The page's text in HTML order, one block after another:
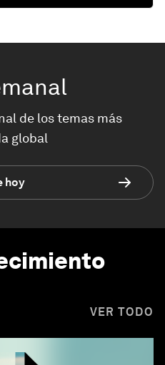
de los temas más
global
hoy
VER TODO